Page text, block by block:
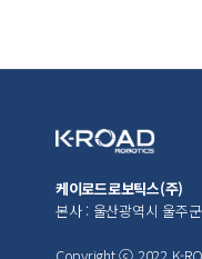
케이로드로보틱스(주)
본사 : 울산광역시 울주